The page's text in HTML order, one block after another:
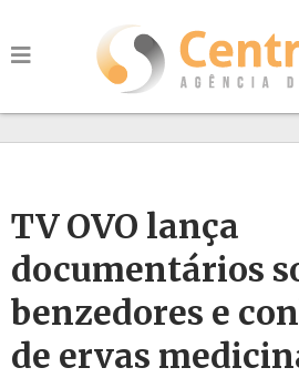
TV OVO lança
documentários
benzedores e
de ervas